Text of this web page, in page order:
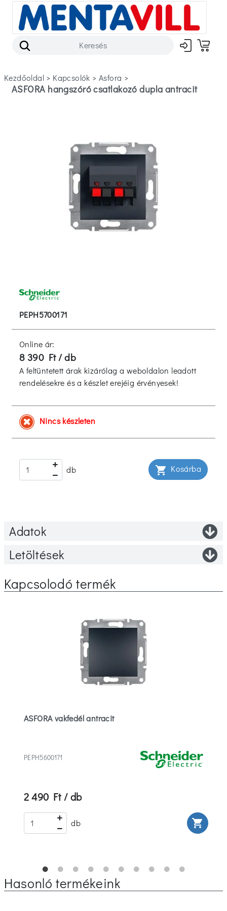
Kezdőoldal > kapcsolók > asfora >
ASFORA hangszóró csatlakozó dupla antracit
PEPH5700171
Online ár:
8 390 Ft / db
A feltüntetett árak kizárólag a weboldalon leadott
rendelésekre és a készlet erejéig érvényesek!
Nincs készleten
db shopping_cart Kosárba
Adatok
Letöltések
Kapcsolodó termék
ASFORA vakfedél antracit
PEPH5600171
2 490 Ft / db
db shopping_cart
Hasonló termékeink